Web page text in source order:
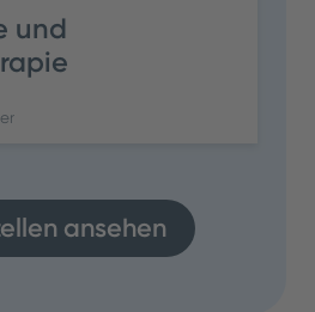
und
ansehen